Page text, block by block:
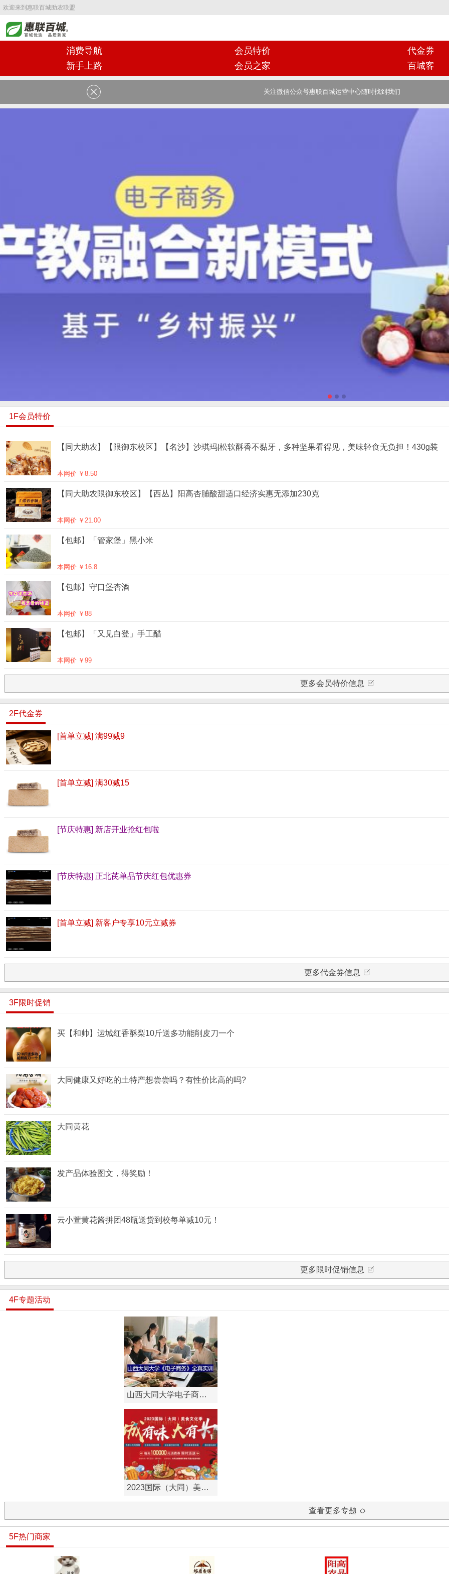
欢迎来到惠联百城助农联盟
消费导航 会员特价 代金券
新手上路
会员之家 百城客
 关注微信公众号惠联百城运营中心随时找到我们
1F会员特价
【同大助农】【限御东校区】【名沙】沙琪玛|松软酥香不黏牙，多种坚果看得见，美味轻食无负担！430g装
本网价 ￥8.50
【同大助农限御东校区】【西丛】阳高杏脯酸甜适口经济实惠无添加230克
本网价 ￥21.00
【包邮】「管家堡」黑小米
本网价 ￥ 16.8
【包邮】守口堡杏酒
本网价 ￥88
【包邮】「又见白登」手工醋
本网价 ￥99
更多会员特价信息
2F代金券
[首单立减] 满99减9
[首单立减] 满30减15
[节庆特惠] 新店开业抢红包啦
[节庆特惠] 正北芪单品节庆红包优惠券
[首单立减] 新客户专享10元立减券
更多代金券信息
3F限时促销
买【和帅】运城红香酥梨10斤送多功能削皮刀一个
大同健康又好吃的土特产想尝尝吗？有性价比高的吗?
大同黄花
发产品体验图文，得奖励！
云小萱黄花酱拼团48瓶送货到校每单减10元！
更多限时促销信息
4F专题活动
山西大同大学电子商务
全真实训
山西大同大学《电子商务》
全真实训的操作过程是：教
师或学生与大同周边县区企
业对...
2023国际（大同）美食
文化节
品牌战略、美食文化、人才
培养...
查看更多专题
5F热门商家